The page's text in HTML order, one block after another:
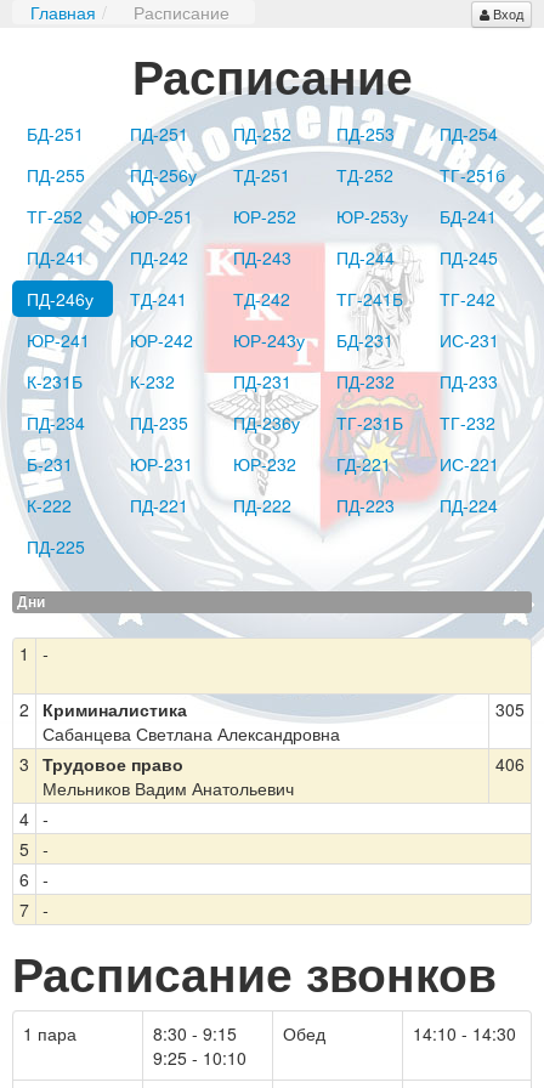
Главная / Расписание Вход
Расписание
БД-251 ПД-251 ПД-252 ПД-253
ПД-254
ПД-255
ПД-256у ТД-251 ТД-252
ТГ-251б
ТГ-252
ЮР-251 ЮР-252 ЮР-253у
БД-241
ПД-241
ПД-242 ПД-243 ПД-244
ПД-245
ПД-246у
ТД-241 ТД-242 ТГ-241Б
ТГ-242
ЮР-241
ЮР-242 ЮР-243у БД-231
ИС-231
К-231Б
К-232 ПД-231 ПД-232
ПД-233
ПД-234
ПД-235 ПД-236у ТГ-231Б
ТГ-232
Б-231
ЮР-231 ЮР-232 ГД-221
ИС-221
К-222
ПД-221 ПД-222 ПД-223
ПД-224
ПД-225
Дни
1 -
2
Криминалистика
Сабанцева Светлана Александровна
305
3 Трудовое право
Мельников Вадим Анатольевич
406
4 -
5 -
6 -
7 -
Расписание звонков
1 пара
8:30 - 9:15
9:25 - 10:10
Обед 14:10 - 14:30